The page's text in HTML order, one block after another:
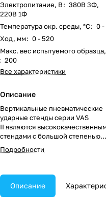
Электропитание, В: 380В 3Ф,
220В 1Ф
Температура окр. среды, °C: 0 -
Ход, мм: 0 - 520
Макс. вес испытуемого
200
Все характеристики
Описание
Вертикальные пневматические
ударные стенды серии VAS
II являются
стендами с большой степенью
автоматизации и простым
управлением.
Подробности
Описание